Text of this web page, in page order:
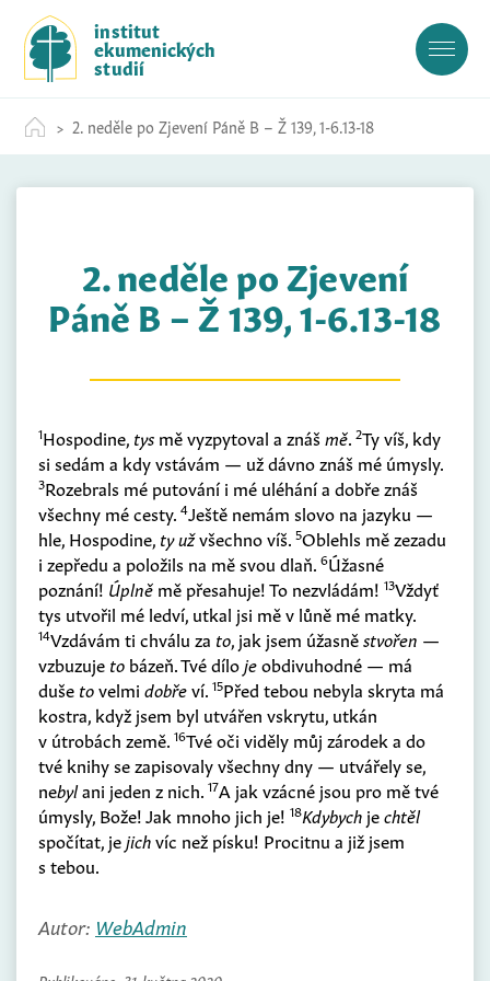
c
institut
ekumenických
studií
2. neděle po Zjevení Páně B – Ž 139, 1-6.13-18
2. neděle po Zjevení
Páně B – Ž 139, 1-6.13-18
1Hospodine, tys mě vyzpytoval a znášmě. 2Ty víš, kdy
si sedám a kdy vstávám — už dávno znáš mé úmysly.
3Rozebrals mé putování i mé uléhání a dobře znáš
všechny mé cesty. 4Ještě nemám slovo na jazyku —
hle, Hospodine, ty užvšechno víš. 5Oblehls mě zezadu
i zepředu a položils na mě svou dlaň. 6Úžasné
poznání! Úplně mě přesahuje! To nezvládám! 13Vždyť
tys utvořil mé ledví, utkal jsi mě v lůně mé matky.
14Vzdávám ti chválu za to, jak jsem úžasněstvořen —
vzbuzuje to bázeň. Tvé dílojeobdivuhodné — má
duše tovelmi dobřeví. 15Před tebou nebyla skryta má
kostra, když jsem byl utvářen vskrytu, utkán
v útrobách země. 16Tvé oči viděly můj zárodek a do
tvé knihy se zapisovaly všechny dny — utvářely se,
nebylani jeden z nich. 17A jak vzácné jsou pro mě tvé
úmysly, Bože! Jak mnoho jich je! 18Kdybych jechtěl
spočítat, jejichvíc než písku! Procitnu a již jsem
s tebou.
Autor: WebAdmin